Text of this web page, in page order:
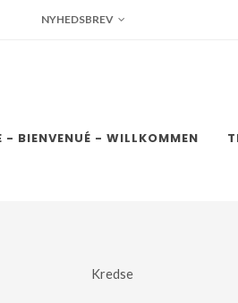
NYHEDSBREV
- BIENVENUÉ - WILLKOMMEN
Kredse